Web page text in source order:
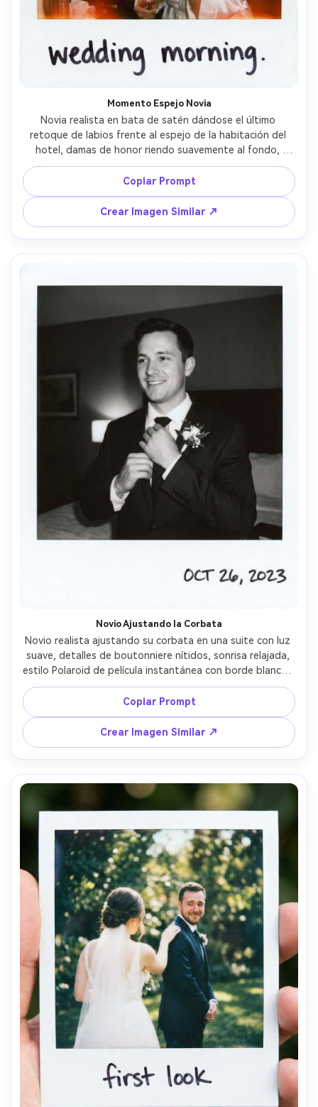
Momento Espejo Novia
Novia realista en bata de satén dándose el último
retoque de labios frente al espejo de la habitación del
hotel, damas de honor riendo suavemente al fondo,
estética Polaroid de película instantánea con marco
blanco, fuga de luz tenue, textura natural de piel, flash
directo en cámara, grano suave y exposición imperfecta,
tomada con lente de 50mm, encuadre cercano, ambiente
íntimo de preparación, manuscrito “mañana de la boda”
en el borde --ar 4:5
Copiar Prompt
Crear Imagen Similar ↗
Novio Ajustando la Corbata
Novio realista ajustando su corbata en una suite con luz
suave, detalles de boutonniere nítidos, sonrisa relajada,
estilo Polaroid de película instantánea con borde blanco y
negros ligeramente desvanecidos, flash en cámara
creando reflejos definidos, leve grano de película, estilo
editorial pero espontáneo, tomada en Sony A7IV con
85mm f/1.8, retrato medio cuerpo, sello de fecha
manuscrita en el margen inferior --ar 4:5
Copiar Prompt
Crear Imagen Similar ↗